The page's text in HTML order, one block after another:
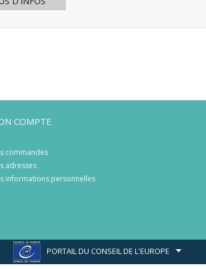
COMPTE
commandes
adresses
informations personnelles
PORTAIL DU CONSEIL DE L'EUROPE